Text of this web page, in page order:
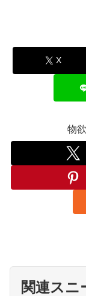
X
物
関連スニ